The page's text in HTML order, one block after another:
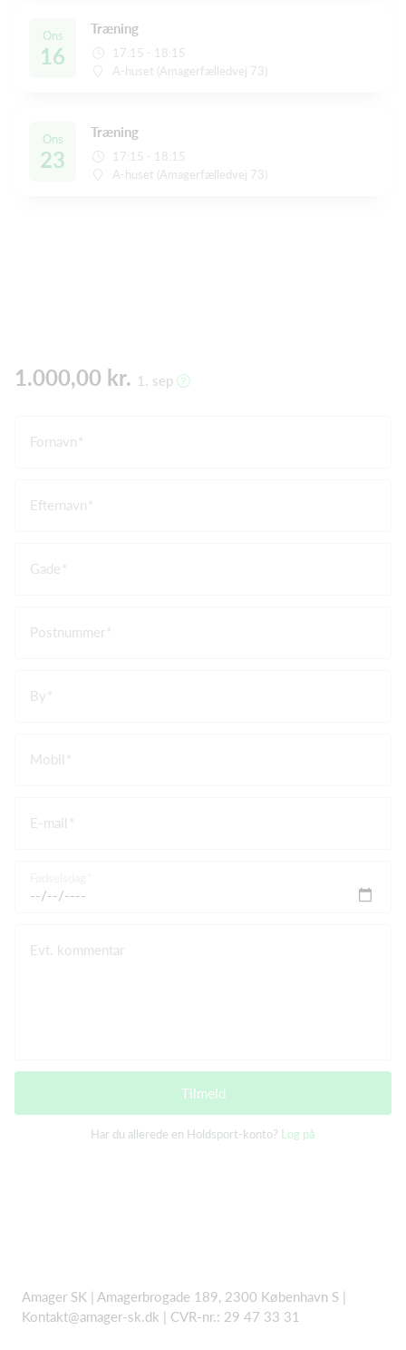
Ons
16
Træning
17:15 - 18:15
A-huset (Amagerfælledvej 73)
Ons
23
Træning
17:15 - 18:15
A-huset (Amagerfælledvej 73)
1.000,00 kr. 1. sep
Fornavn
Efternavn
Gade
Postnummer
By
Mobil
E-mail
Evt. kommentar
Tilmeld
Har du allerede en Holdsport-konto? Log på
Amager SK | Amagerbrogade 189, 2300 København S |
Kontakt@amager-sk.dk | CVR-nr.: 29 47 33 31